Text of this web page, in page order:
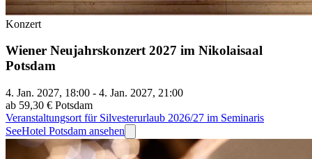
Konzert
Wiener Neujahrskonzert 2027 im Nikolaisaal
Potsdam
4. Jan. 2027, 18:00 - 4. Jan. 2027, 21:00
ab 59,30 € Potsdam
Veranstaltungsort für Silvesterurlaub 2026/27 im Seminaris
SeeHotel Potsdam ansehen